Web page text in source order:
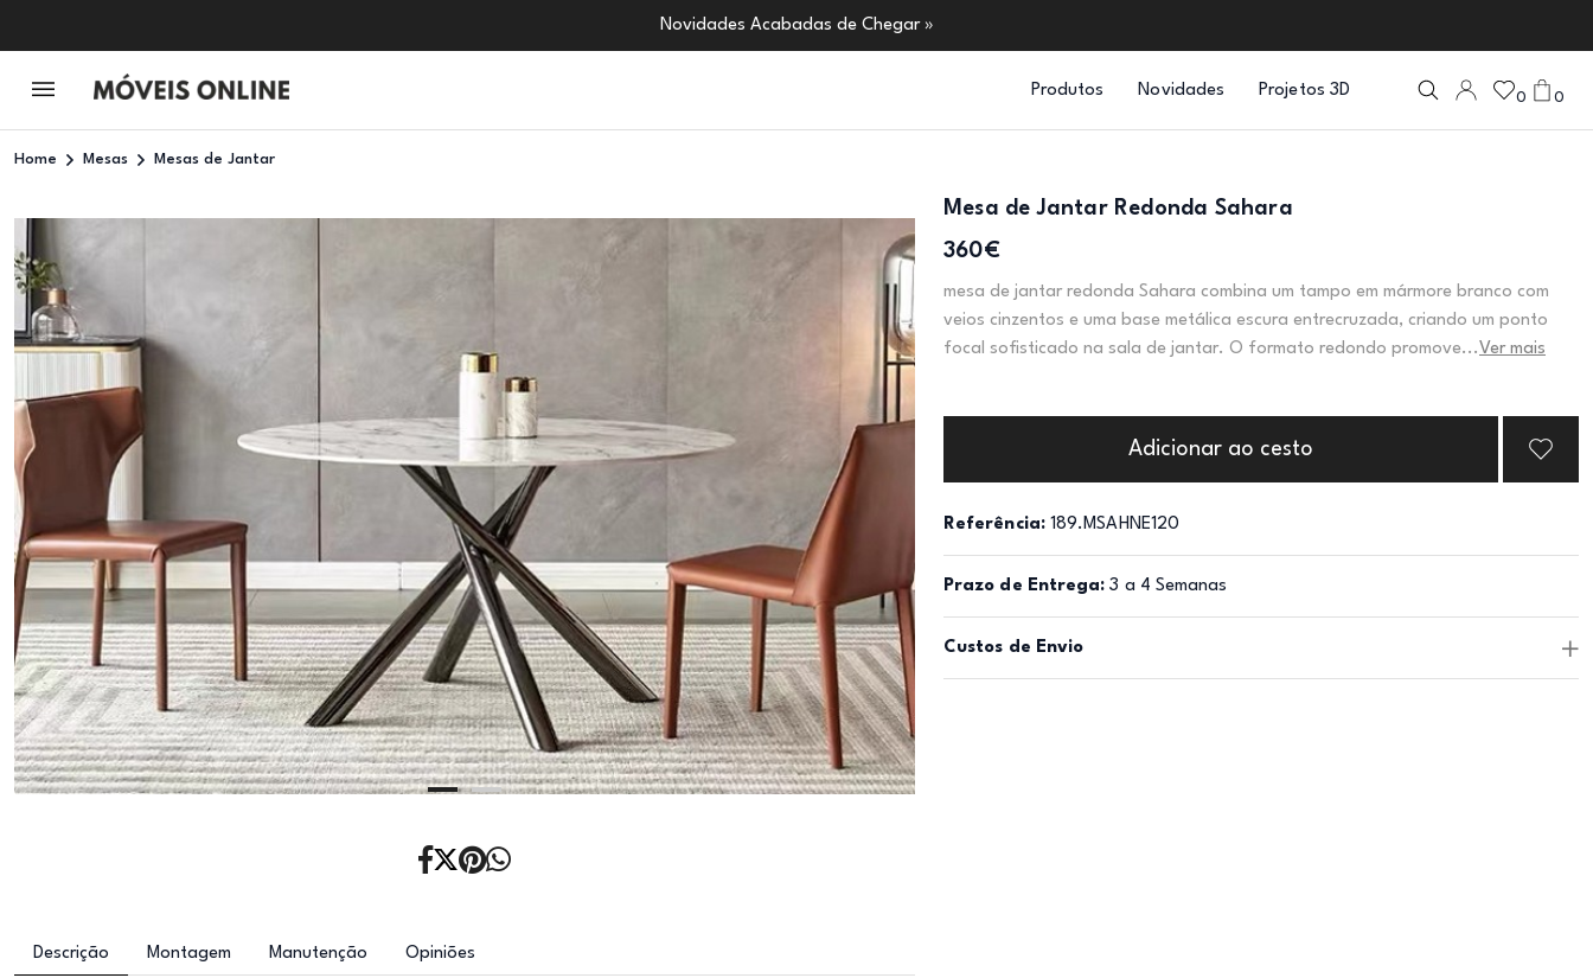
Novidades Acabadas de Chegar »
Produtos Novidades Projetos 3D 0 0
Home Mesas Mesas de Jantar
Mesa de Jantar Redonda Sahara
360€
mesa de jantar redonda Sahara combina um tampo em mármore branco com
veios cinzentos e uma base metálica escura entrecruzada, criando um ponto
focal sofisticado na sala de jantar. O formato redondo promove... Ver mais
Adicionar ao cesto
Referência: 189.MSAHNE120
Prazo de Entrega: 3 a 4 Semanas
Custos de Envio
Descrição Montagem Manutenção Opiniões